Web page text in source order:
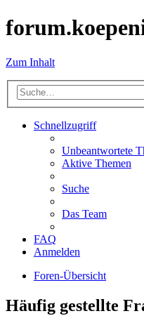
Zum Inhalt
Schnellzugriff
Unbeantwortete
Aktive Themen
Suche
Das Team
FAQ
Anmelden
Foren-Übersicht
Häufig gestellte